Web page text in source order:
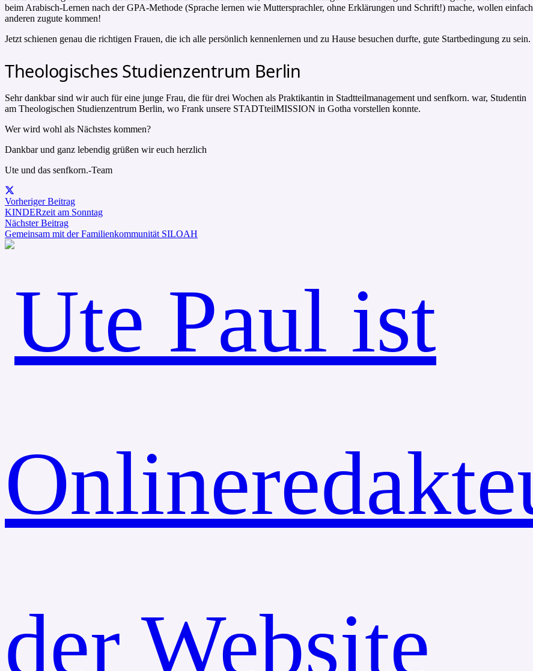
beim Arabisch-Lernen nach der GPA-Methode (Sprache lernen wie Muttersprachler, ohne Erklärungen und Schrift!) mache, wollen einfach
anderen zugute kommen!
Jetzt schienen genau die richtigen Frauen, die ich alle persönlich kennenlernen und zu Hause besuchen durfte, gute Startbedingung zu sein.
Theologisches Studienzentrum Berlin
Sehr dankbar sind wir auch für eine junge Frau, die für drei Wochen als Praktikantin in Stadtteilmanagement und senfkorn. war, Studentin
am Theologischen Studienzentrum Berlin, wo Frank unsere STADTteilMISSION in Gotha vorstellen konnte.
Wer wird wohl als Nächstes kommen?
Dankbar und ganz lebendig grüßen wir euch herzlich
Ute und das senfkorn.-Team
Vorheriger Beitrag
KINDERzeit am Sonntag
Nächster Beitrag
Gemeinsam mit der Familienkommunität SILOAH